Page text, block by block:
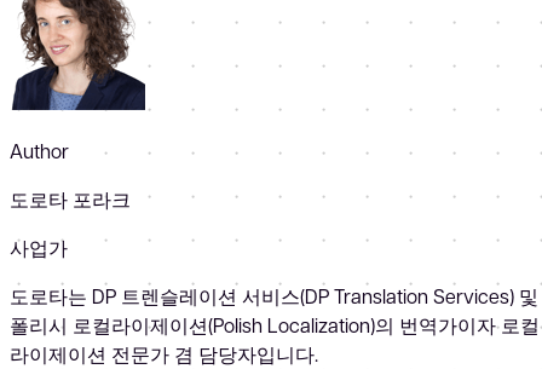
Author
도로타 포라크
사업가
도로타는 DP 트렌슬레이션 서비스(DP Translation Services) 및
폴리시 로컬라이제이션(Polish Localization)의 번역가이자 로컬
라이제이션 전문가 겸 담당자입니다.